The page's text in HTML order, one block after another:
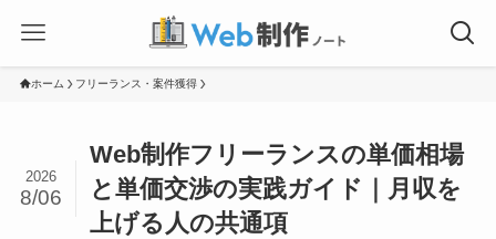
ホーム フリーランス・案件獲得
Web制作フリーランスの単価相場
と単価交渉の実践ガイド｜月収を
上げる人の共通項
2026
8/06